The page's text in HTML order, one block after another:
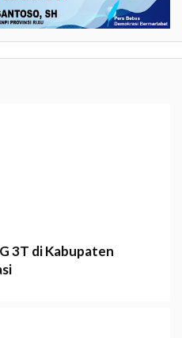
3T di Kabupaten